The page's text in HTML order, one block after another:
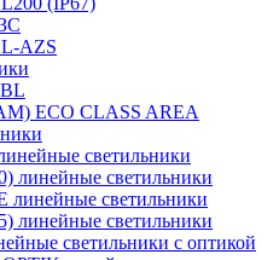
AZS
ECO CLASS AREA
светильники
линейные светильники
светильники
линейные светильники
светильники с оптикой